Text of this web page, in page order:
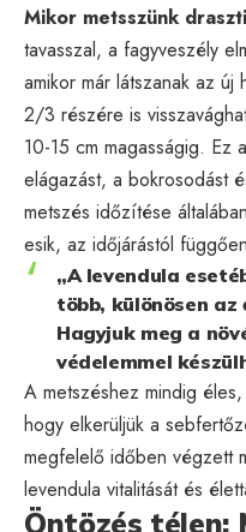
Mikor metsszünk
tavasszal, a fagyveszély
amikor már látszanak az
2/3 részére is
10-15 cm magasságig. Ez
elágazást, a bokrosodást
metszés időzítése
esik, az időjárástól
„A levendula
több, különösen az
Hagyjuk meg a
védelemmel
A metszéshez mindig
hogy elkerüljük a
megfelelő időben végzett
levendula vitalitását és
Öntözés télen: